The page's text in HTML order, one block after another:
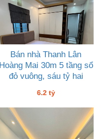
Bán nhà Thanh Lân
Hoàng Mai 30m 5 tầng sổ
đỏ vuông, sáu tỷ hai
6.2 tỷ